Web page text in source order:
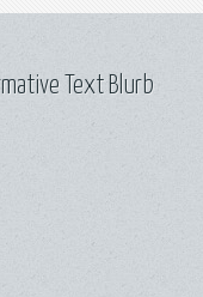
Text Blurb